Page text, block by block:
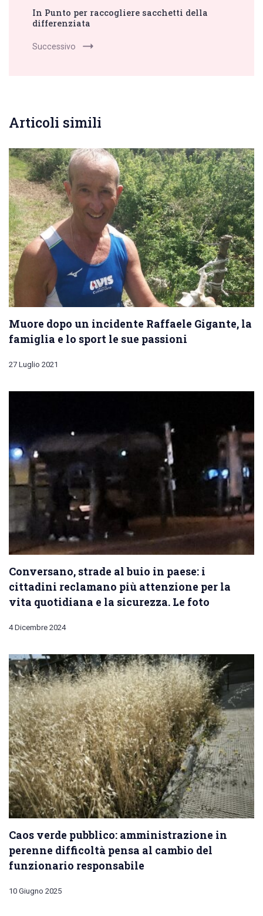
In Punto per raccogliere sacchetti della
differenziata
Successivo
Articoli simili
Muore dopo un incidente Raffaele Gigante, la
famiglia e lo sport le sue passioni
27 Luglio 2021
Conversano, strade al buio in paese: i
cittadini reclamano più attenzione per la
vita quotidiana e la sicurezza. Le foto
4 Dicembre 2024
Caos verde pubblico: amministrazione in
perenne difficoltà pensa al cambio del
funzionario responsabile
10 Giugno 2025